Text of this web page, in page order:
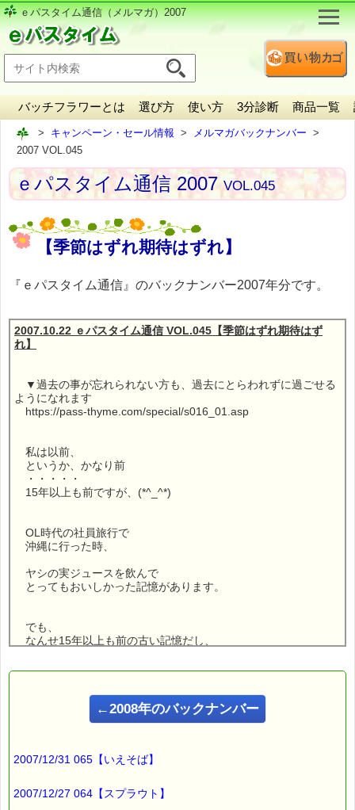
ｅパスタイム通信（メルマガ）2007
バッチフラワーとは 選び方 使い方 3分診断 商品一覧
キャンペーン・セール情報
メルマガバックナンバー
2007 VOL.045
ｅパスタイム通信 2007VOL.045
【季節はずれ期待はずれ】
『ｅパスタイム通信』のバックナンバー2007年分です。
2007.10.22 ｅパスタイム通信 VOL.045【季節はずれ期待はず
れ】
▼過去の事が忘れられない方も、過去にとらわれずに過ごせる
ようになれます
https://pass-thyme.com/special/s016_01.asp
私は以前、
というか、かなり前
・・・・・
15年以上も前ですが、(*^_^*)
OL時代の社員旅行で
沖縄に行った時、
ヤシの実ジュースを飲んで
とってもおいしかった記憶があります。
でも、
なんせ15年以上も前の古い記憶だし、
「どんな味？」
はっきりと答えられません。
さて、
←2008年のバックナンバー
2007/12/31 065【いえそば】
2007/12/27 064【スプラウト】